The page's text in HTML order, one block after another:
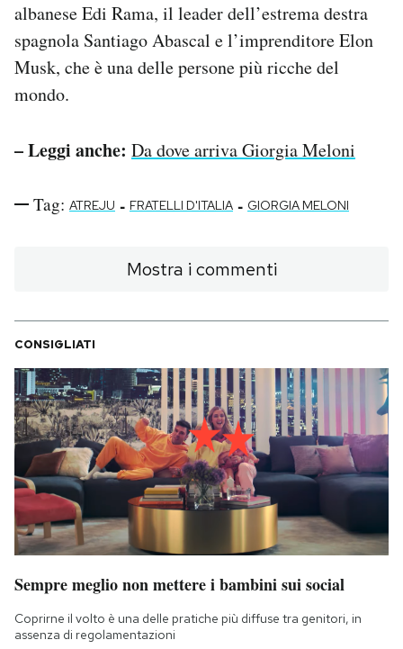
albanese Edi Rama, il leader dell’estrema destra
spagnola Santiago Abascal e l’imprenditore Elon
Musk, che è una delle persone più ricche del
mondo.
– Leggi anche: Da dove arriva Giorgia Meloni
Tag: ATREJU - FRATELLI D'ITALIA - GIORGIA MELONI
Mostra i commenti
CONSIGLIATI
Sempre meglio non mettere i bambini sui social
Coprirne il volto è una delle pratiche più diffuse tra genitori, in
assenza di regolamentazioni